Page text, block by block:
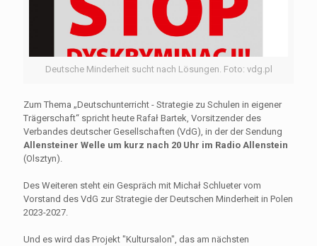
Deutsche Minderheit sucht nach Lösungen. Foto: vdg.pl
Zum Thema „Deutschunterricht - Strategie zu Schulen in eigener
Trägerschaft“ spricht heute Rafał Bartek, Vorsitzender des
Verbandes deutscher Gesellschaften (VdG), in der der Sendung
Allensteiner Welle um kurz nach 20 Uhr im Radio Allenstein
(Olsztyn).
Des Weiteren steht ein Gespräch mit Michał Schlueter vom
Vorstand des VdG zur Strategie der Deutschen Minderheit in Polen
2023-2027.
Und es wird das Projekt "Kultursalon", das am nächsten